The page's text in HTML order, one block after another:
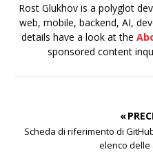
Rost Glukhov is a polyglot
web, mobile, backend, AI,
details have a look at the
sponsored content
«
Scheda di riferimento di
elenco delle